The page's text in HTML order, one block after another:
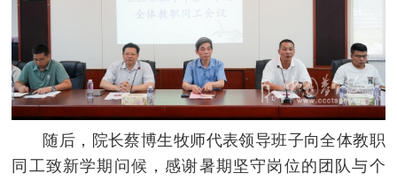
随后，院长蔡博生牧师代表领导班子向全体教职
同工致新学期问候，感谢暑期坚守岗位的团队与个